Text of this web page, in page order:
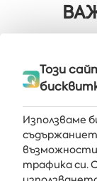
Получавайте
Този
Използваме
възможности
трафика си.